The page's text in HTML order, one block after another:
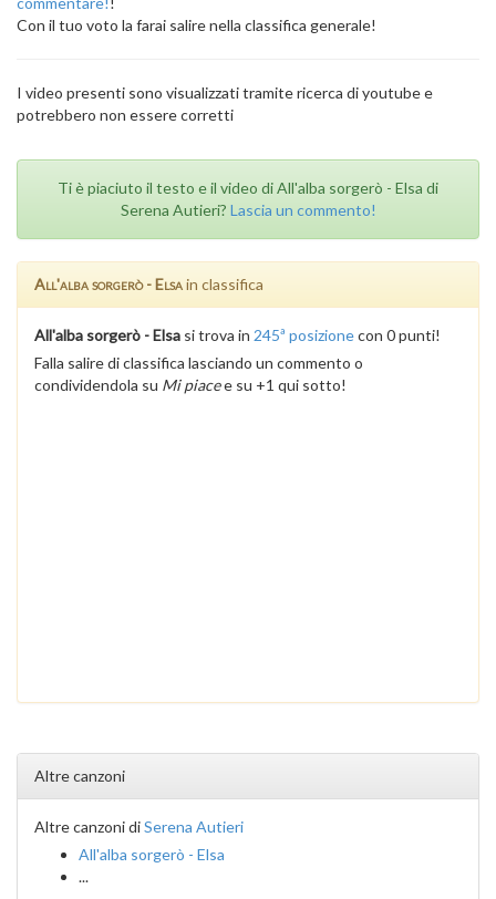
Con il tuo voto la farai salire nella classifica generale!
I video presenti sono visualizzati tramite ricerca di youtube e
potrebbero non essere corretti
Ti è piaciuto il testo e il video di All'alba sorgerò - Elsa di
Serena Autieri? Lascia un commento!
All'alba sorgerò - Elsain classifica
All'alba sorgerò - Elsa si trova in 245ª posizionecon 0 punti!
Falla salire di classifica lasciando un commento o
condividendola su Mi piacee su +1 qui sotto!
Altre canzoni
Altre canzoni diSerena Autieri
All'alba sorgerò - Elsa
...